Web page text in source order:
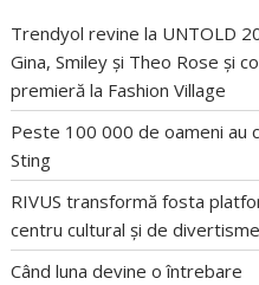
Trendyol revine la UNTOLD
Gina, Smiley și Theo Rose și
premieră la Fashion Village
Peste 100 000 de oameni au
Sting
RIVUS transformă fosta
centru cultural și de
Când luna devine o întrebare